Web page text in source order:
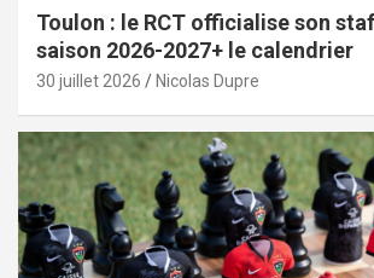
Toulon : le RCT officialise son
saison 2026-2027+ le calendrier
30 juillet 2026 Nicolas Dupre